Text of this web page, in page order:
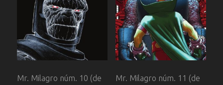
Mr. Milagro núm. 10 (de
Mr. Milagro núm. 11 (de